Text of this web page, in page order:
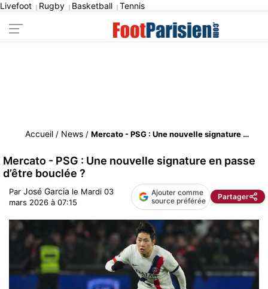
Livefoot | Rugby | Basketball | Tennis
Accueil / News / Mercato - PSG : Une nouvelle signature en passe d’être bouclée ?
Mercato - PSG : Une nouvelle signature en passe
d’être bouclée ?
Par José Garcia le Mardi 03
mars 2026 à 07:15
Ajouter comme
source préférée
Partager